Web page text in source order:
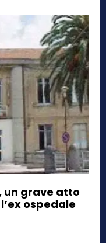
un grave atto
ospedale